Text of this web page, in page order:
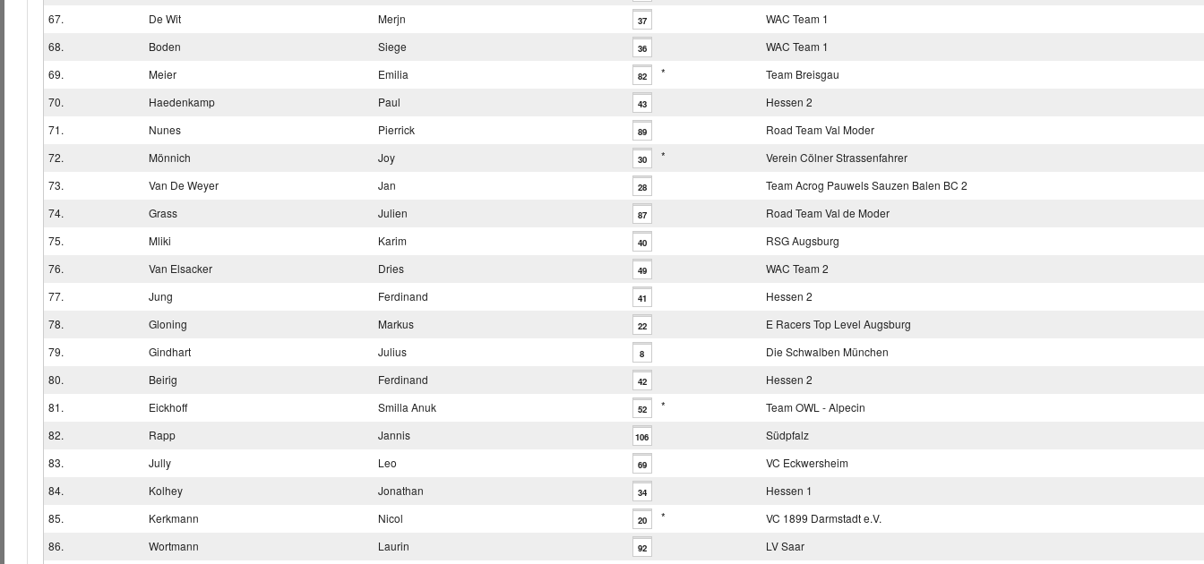
67.
De Wit Merjn 37
WAC Team 1
68.
Boden Siege 36
WAC Team 1
69.
Meier Emilia 82 *
Team Breisgau
70.
Haedenkamp Paul 43
Hessen 2
71.
Nunes Pierrick 89
Road Team Val Moder
72.
Mönnich Joy 30 *
Verein Cölner Strassenfahrer
73.
Van De Weyer Jan 28
Team Acrog Pauwels Sauzen Balen BC 2
74.
Grass Julien 87
Road Team Val de Moder
75.
Mliki Karim 40
RSG Augsburg
76.
Van Elsacker Dries 49
WAC Team 2
77.
Jung Ferdinand 41
Hessen 2
78.
Gloning Markus 22
E Racers Top Level Augsburg
79.
Gindhart Julius 8
Die Schwalben München
80.
Beirig Ferdinand 42
Hessen 2
81.
Eickhoff Smilla Anuk 52 *
Team OWL - Alpecin
82.
Rapp Jannis 106
Südpfalz
83.
Jully Leo 69
VC Eckwersheim
84.
Kolhey Jonathan 34
Hessen 1
85.
Kerkmann Nicol 20 *
VC 1899 Darmstadt e.V.
86.
Wortmann Laurin 92
LV Saar